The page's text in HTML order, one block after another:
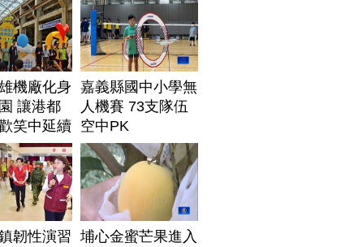
機廠化身
讓港都
笑中延續
嘉義縣國中小學無
人機賽 73支隊伍
空中PK
韌性演習 埔心金蜜芒果進入